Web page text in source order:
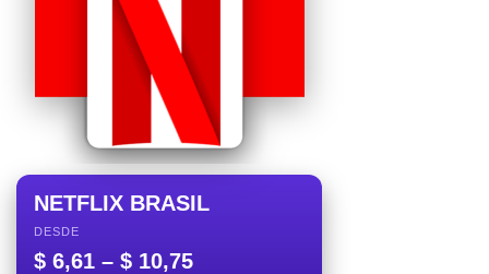
NETFLIX BRASIL
DESDE
$ 6,61 – $ 10,75